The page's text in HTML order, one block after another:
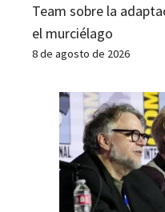
Team sobre la
el murciélago
8 de agosto de 2026